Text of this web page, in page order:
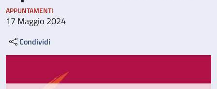
APPUNTAMENTI
17 Maggio 2024
Condividi